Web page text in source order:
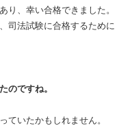
り、幸い合格できました。
司法試験に合格するために
のですね。
ていたかもしれません。